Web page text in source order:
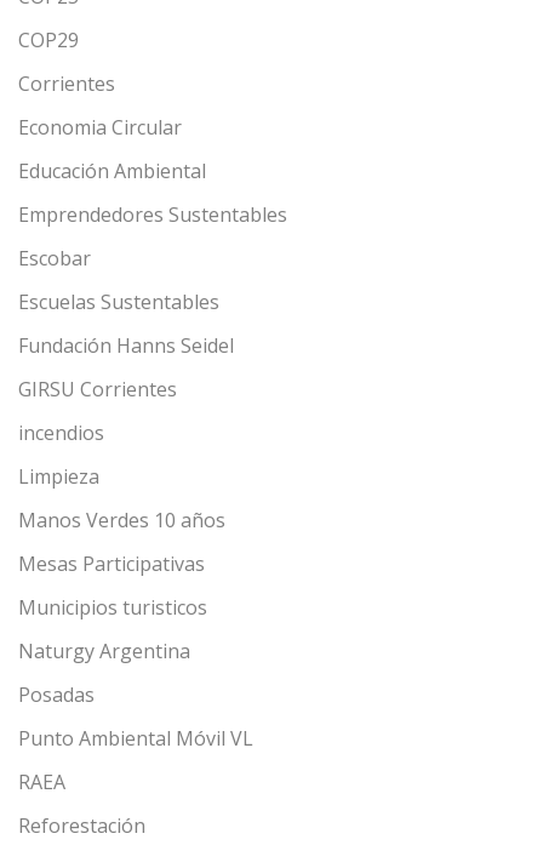
COP29
Corrientes
Economia Circular
Educación Ambiental
Emprendedores Sustentables
Escobar
Escuelas Sustentables
Fundación Hanns Seidel
GIRSU Corrientes
incendios
Limpieza
Manos Verdes 10 años
Mesas Participativas
Municipios turisticos
Naturgy Argentina
Posadas
Punto Ambiental Móvil VL
RAEA
Reforestación